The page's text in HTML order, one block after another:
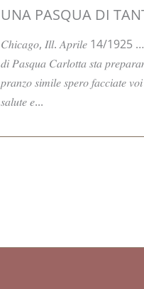
UNA PASQUA DI
𝐶ℎ𝑖𝑐𝑎𝑔𝑜, 𝐼𝑙𝑙. 𝐴𝑝𝑟𝑖𝑙𝑒 14/1925
𝑑𝑖 𝑃𝑎𝑠𝑞𝑢𝑎 𝐶𝑎𝑟𝑙𝑜𝑡𝑡𝑎 𝑠𝑡𝑎
𝑝𝑟𝑎𝑛𝑧𝑜 𝑠𝑖𝑚𝑖𝑙𝑒 𝑠𝑝𝑒𝑟𝑜 𝑓𝑎𝑐𝑐𝑖𝑎𝑡𝑒 𝑣𝑜𝑖
𝑠𝑎𝑙𝑢𝑡𝑒 𝑒...